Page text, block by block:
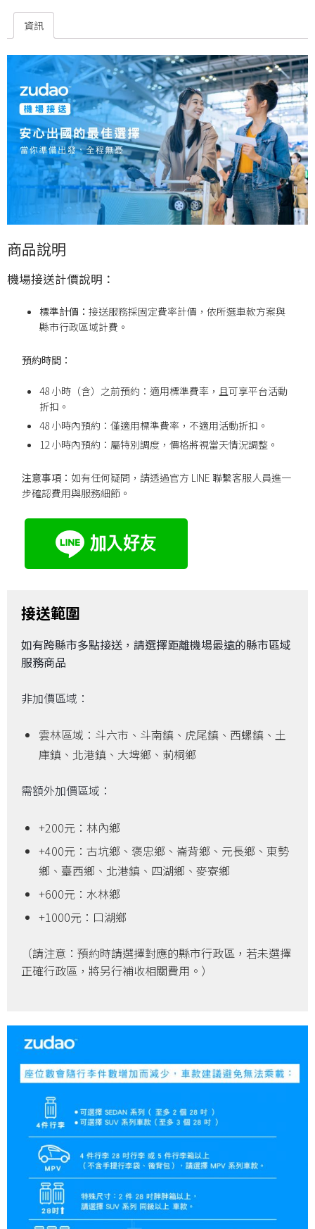
資訊
商品說明
機場接送計價說明：
標準計價：接送服務採固定費率計價，依所選車款方案與
縣市行政區域計費。
預約時間：
48 小時（含）之前預約：適用標準費率，且可享平台活動
折扣。
48 小時內預約：僅適用標準費率，不適用活動折扣。
12 小時內預約：屬特別調度，價格將視當天情況調整。
注意事項： 如有任何疑問，請透過官方 LINE 聯繫客服人員進一
步確認費用與服務細節。
接送範圍
如有跨縣市多點接送，請選擇距離機場最遠的縣市區域
服務商品
非加價區域：
雲林區域：斗六市、斗南鎮、虎尾鎮、西螺鎮、土
庫鎮、北港鎮、大埤鄉、莿桐鄉
需額外加價區域：
+200元：林內鄉
+400元：古坑鄉、褒忠鄉、崙背鄉、元長鄉、東勢
鄉、臺西鄉、北港鎮、四湖鄉、麥寮鄉
+600元：水林鄉
+1000元：口湖鄉
（請注意：預約時請選擇對應的縣市行政區，若未選擇
正確行政區，將另行補收相關費用。）